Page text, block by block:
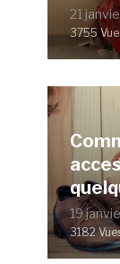
21
3755
19
3182